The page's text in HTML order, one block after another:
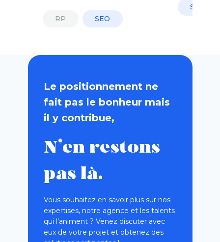
RP SEO
SEO
Le positionnement ne
fait pas le bonheur mais
il y contribue,
N’en restons
pas là.
Vous souhaitez en savoir plus sur nos
expertises, notre agence et les talents
qui l’animent ? Venez discuter avec
eux de votre projet et obtenez des